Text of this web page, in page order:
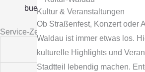
Kultur & Veranstaltungen
Ob Straßenfest, Konzert oder
Waldau ist immer etwas los.
kulturelle Highlights und
Stadtteil lebendig machen.
buergerhaeuser@kassel.de
Service-Zeiten
Montag
8 bis